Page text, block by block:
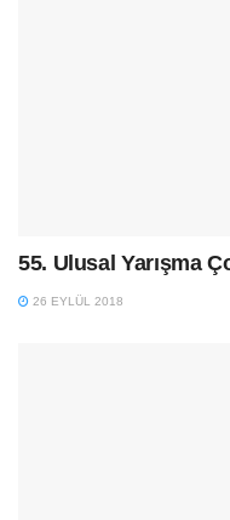
55. Ulusal Yarışma
26 EYLÜL 2018